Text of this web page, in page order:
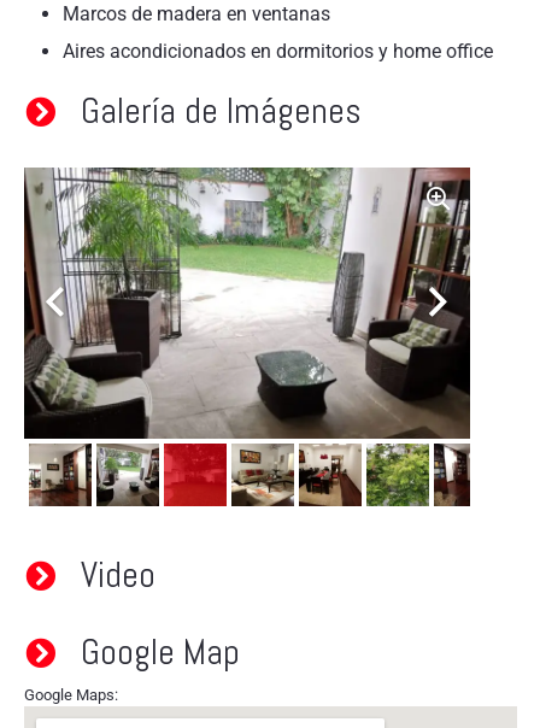
Marcos de madera en ventanas
Aires acondicionados en dormitorios y home office
Galería de Imágenes
Video
Google Map
Google Maps: